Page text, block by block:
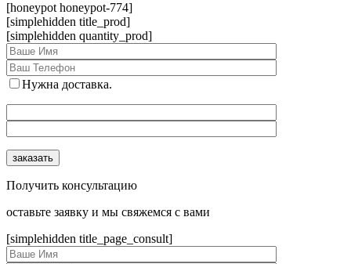
[honeypot honeypot-774]
[simplehidden title_prod]
[simplehidden quantity_prod]
Нужна доставка.
Получить консультацию
оcтавьте заявку и мы свяжемся с вами
[simplehidden title_page_consult]